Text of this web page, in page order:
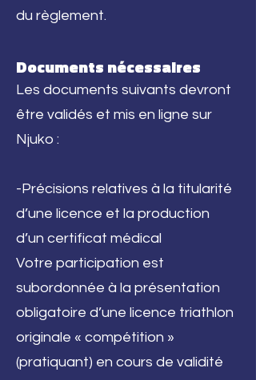
du règlement.
Documents nécessaires
Les documents suivants devront
être validés et mis en ligne sur
Njuko :
-Précisions relatives à la titularité
d’une licence et la production
d’un certificat médical
Votre participation est
subordonnée à la présentation
obligatoire d’une licence triathlon
originale « compétition »
(pratiquant) en cours de validité